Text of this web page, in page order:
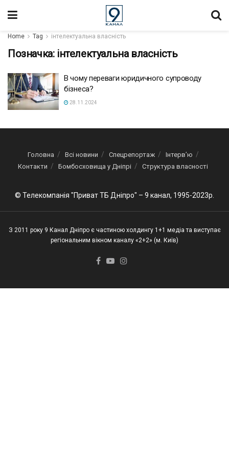
Home Tag інтелектуальна власність
Позначка: інтелектуальна власність
В чому переваги юридичного супроводу
бізнеса?
28.11.2024
Головна Всі новини Спецрепортаж
Інтерв’ю
Контакти
Бомбосховища у Дніпрі Структура власності
© Телекомпанія "Приват ТБ Дніпро" – 9 канал, 1995-2023р.
З 2011 року 9 Канал Дніпро є частиною холдингу 1+1 медіа та виступає
регіональним вікном каналу «2+2» (м. Київ)